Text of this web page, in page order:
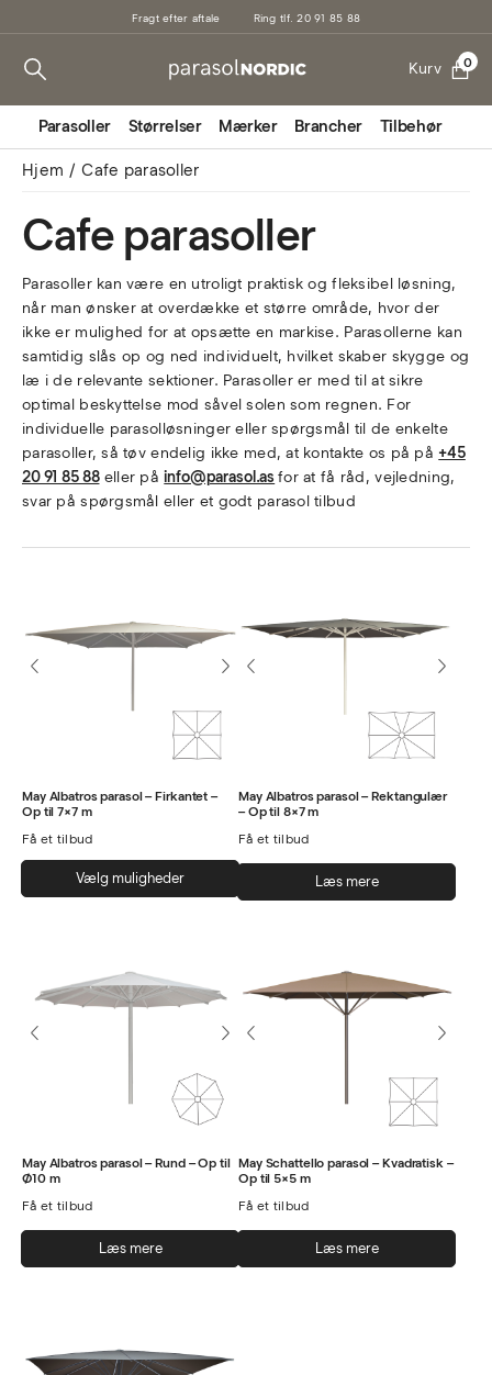
Fragt efter aftale Ring tlf. 20 91 85 88
Kurv 0
Parasoller Størrelser Mærker Brancher Tilbehør
Hjem Cafe parasoller
Cafe parasoller
Parasoller kan være en utroligt praktisk og fleksibel løsning,
når man ønsker at overdække et større område, hvor der
ikke er mulighed for at opsætte en markise. Parasollerne kan
samtidig slås op og ned individuelt, hvilket skaber skygge og
læ i de relevante sektioner. Parasoller er med til at sikre
optimal beskyttelse mod såvel solen som regnen. For
individuelle parasolløsninger eller spørgsmål til de enkelte
parasoller, så tøv endelig ikke med, at kontakte os på på +45
20 91 85 88eller påinfo@parasol.as for at få råd, vejledning,
svar på spørgsmål eller et godt parasol tilbud
May Albatros parasol – Firkantet –
Op til 7×7 m
Få et tilbud
Vælg muligheder
Dette
vare
Mulighederne
vælges
May Albatros parasol – Rektangulær
– Op til 8×7 m
Få et tilbud
Læs mere
May Albatros parasol – Rund – Op til
Ø10 m
Få et tilbud
Læs mere
May Schattello parasol – Kvadratisk –
Op til 5×5 m
Få et tilbud
Læs mere